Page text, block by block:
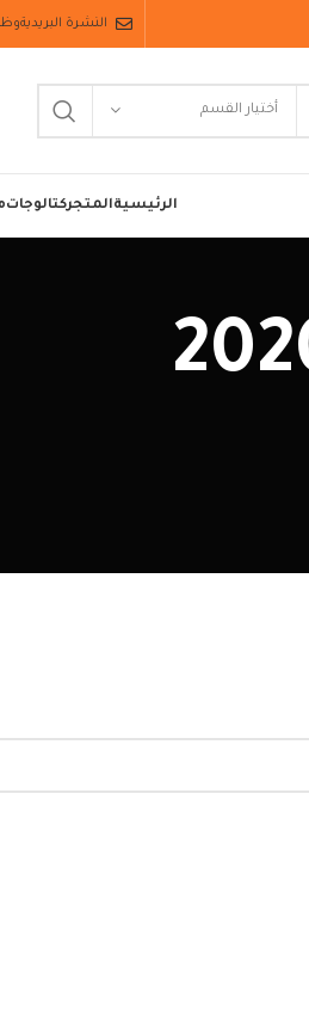
النشرة البريدية
أختيار القسم
الرئيسيةالمتجركتالوجات